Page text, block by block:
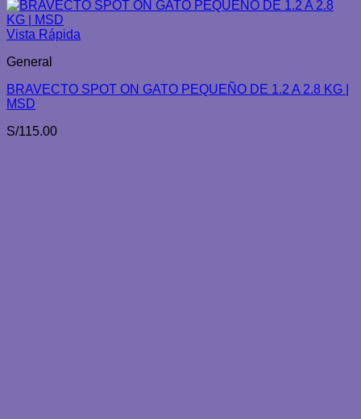
Vista Rápida
General
BRAVECTO SPOT ON GATO PEQUEÑO DE 1.2 A 2.8 KG |
MSD
S/115.00